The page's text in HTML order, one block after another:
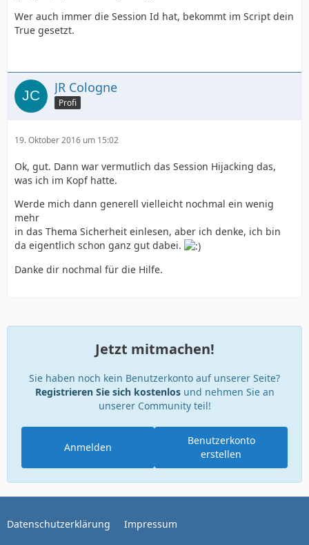
Wer auch immer die Session Id hat, bekommt im Script dein
True gesetzt.
JR Cologne
Profi
19. Oktober 2016 um 15:02
Ok, gut. Dann war vermutlich das Session Hijacking das,
was ich im Kopf hatte.
Werde mich dann generell vielleicht nochmal ein wenig
mehr
in das Thema Sicherheit einlesen, aber ich denke, ich bin
da eigentlich schon ganz gut dabei.
Danke dir nochmal für die Hilfe.
Jetzt mitmachen!
Sie haben noch kein Benutzerkonto auf unserer Seite?
Registrieren Sie sich kostenlosund nehmen Sie an
unserer Community teil!
Benutzerkonto
erstellen
Anmelden
Datenschutzerklärung Impressum